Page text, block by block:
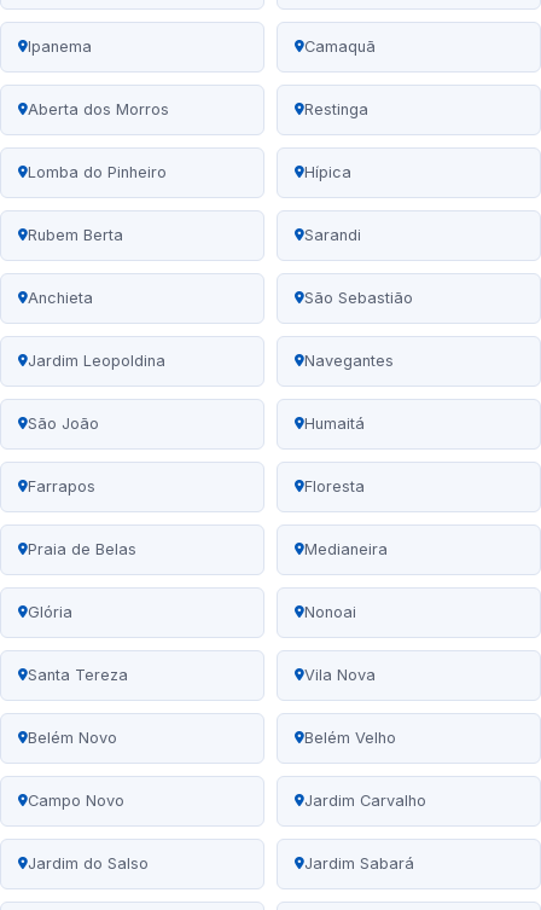
Ipanema Camaquã
Aberta dos Morros Restinga
Lomba do Pinheiro Hípica
Rubem Berta Sarandi
Anchieta São Sebastião
Jardim Leopoldina Navegantes
São João Humaitá
Farrapos Floresta
Praia de Belas Medianeira
Glória Nonoai
Santa Tereza Vila Nova
Belém Novo Belém Velho
Campo Novo Jardim Carvalho
Jardim do Salso Jardim Sabará